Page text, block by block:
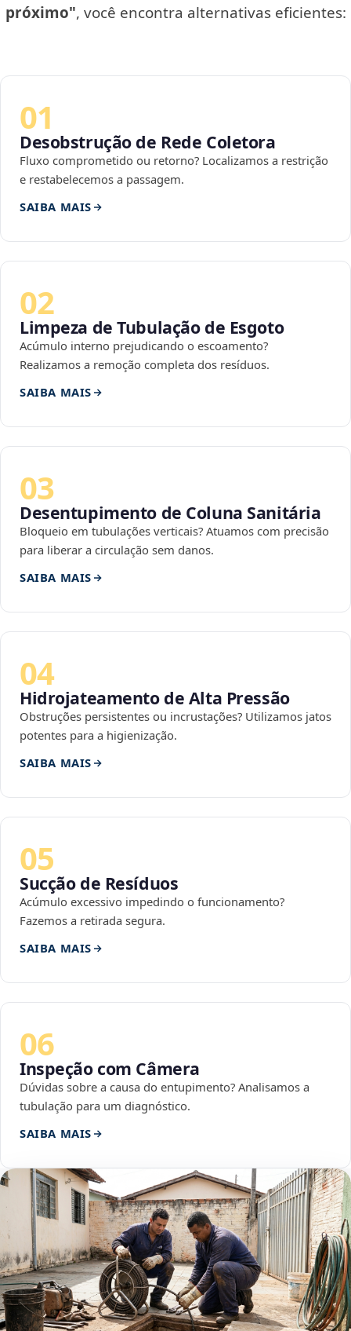
próximo", você encontra alternativas eficientes:
01
Desobstrução de Rede Coletora
Fluxo comprometido ou retorno? Localizamos a restrição
e restabelecemos a passagem.
SAIBA MAIS
02
Limpeza de Tubulação de Esgoto
Acúmulo interno prejudicando o escoamento?
Realizamos a remoção completa dos resíduos.
SAIBA MAIS
03
Desentupimento de Coluna Sanitária
Bloqueio em tubulações verticais? Atuamos com precisão
para liberar a circulação sem danos.
SAIBA MAIS
04
Hidrojateamento de Alta Pressão
Obstruções persistentes ou incrustações? Utilizamos jatos
potentes para a higienização.
SAIBA MAIS
05
Sucção de Resíduos
Acúmulo excessivo impedindo o funcionamento?
Fazemos a retirada segura.
SAIBA MAIS
06
Inspeção com Câmera
Dúvidas sobre a causa do entupimento? Analisamos a
tubulação para um diagnóstico.
SAIBA MAIS